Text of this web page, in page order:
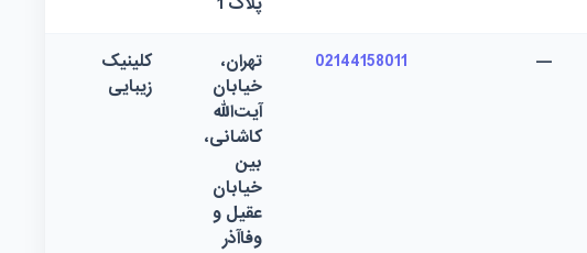
—
02144158011
تهران،
خیابان
آیت‌الله
کاشانی،
بین
خیابان
عقیل و
وفاآذر
کلینیک
زیبایی